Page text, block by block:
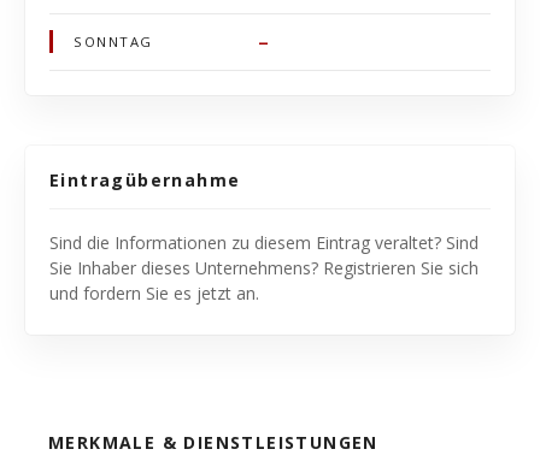
SONNTAG –
Eintragübernahme
Sind die Informationen zu diesem Eintrag veraltet? Sind
Sie Inhaber dieses Unternehmens? Registrieren Sie sich
und fordern Sie es jetzt an.
MERKMALE & DIENSTLEISTUNGEN